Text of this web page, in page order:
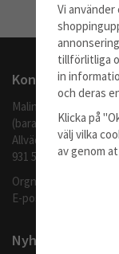
Kontakta oss
Malingo AB
(barafilter.se)
Allvädersgränd 35
931 52 SKELLEFTEÅ
Orgnr: 559062-1370
E-post:
Nyhetsbrev
Vi
tillförlitliga
in
och deras
Klicka på
välj vilka
av genom